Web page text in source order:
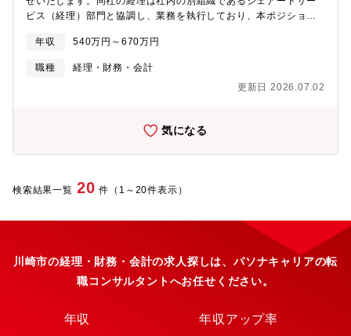
積極的に行っております。東日本大震災、熊本地震、西日本豪
雨、各地の台風被害などで、被災地の空撮・3D測量・被害判読を
実施し、政府・自治体・企業の復旧活動を強力に支援。
ビス（経理）部門と協調し、業務を執行しており、本ポジション
細】ご経験に合わせて、下記のような業務をお任せします。入社
後、現職社員がサポートしながら習得いただきます。・連結決算
業務・開示業務・月次・四半期・年次決算業務・日本国内の法人
税、消費税等の申告、納付関連業務・税務調査対応及び子会社か
築・改善も恒常的に行っており、そのようなより経営や企業の経
り、経理グループ、管理グループにて構成されています。今回ご
入社いただく方には経理グループへの配属となります。経理グル
【就業環境】テレワークは週１～2日ほど（月間出勤日数の50％が
上限）、フレックスタイム制も活用しております。入社後業務に
慣れてきましたら、上長相談の上、活用可能です。比較的フレキ
シブルに就業が可能な環境です。残業時間は月平均20時間になり
ます。【同社の魅力】同社は、エネルギー・インフラ、通信・コ
庭までの製品や災害対策製品、自動運転対応の高速伝送ケーブル
年収 540万円～670万円
職種
経理・財務・会計
更新日 2026.07.02
気になる
検索結果一覧 20 件（1～20件表示）
川崎市の経理・財務・会計の求人探しは、パソナキャリアの転
職コンサルタントへお任せください。
年収 年収アップ率